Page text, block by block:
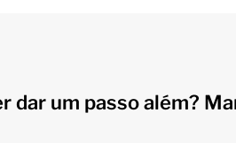
dar um passo além?